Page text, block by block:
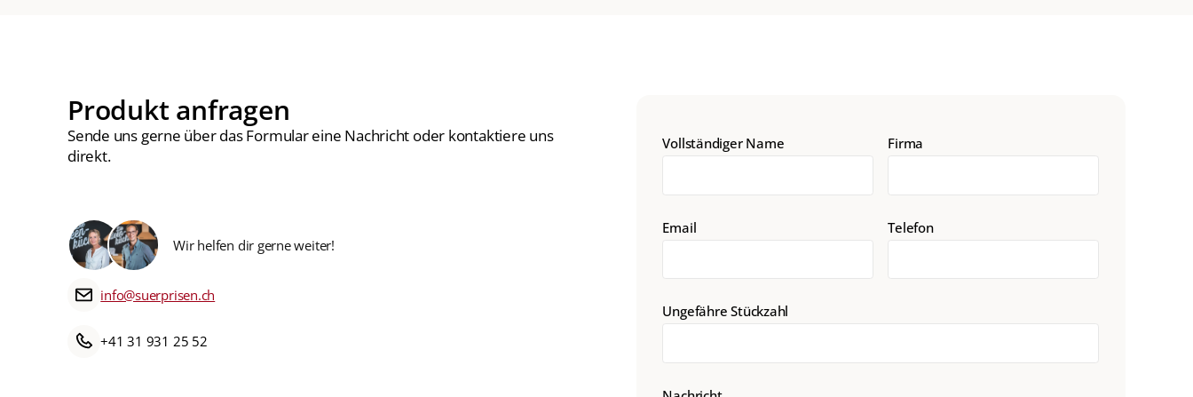
Produkt anfragen
Sende uns gerne über das Formular eine Nachricht oder kontaktiere uns
direkt.
Wir helfen dir gerne weiter!
info@suerprisen.ch
+41 31 931 25 52
Vollständiger Name Firma
Email Telefon
Ungefähre Stückzahl